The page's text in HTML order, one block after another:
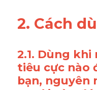
2. Cách
2.1. Dùng
tiêu cực nào
bạn, nguyên